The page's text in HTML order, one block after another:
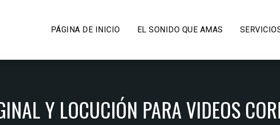
PÁGINA DE INICIO EL SONIDO QUE AMAS
Y LOCUCIÓN PARA VIDEOS